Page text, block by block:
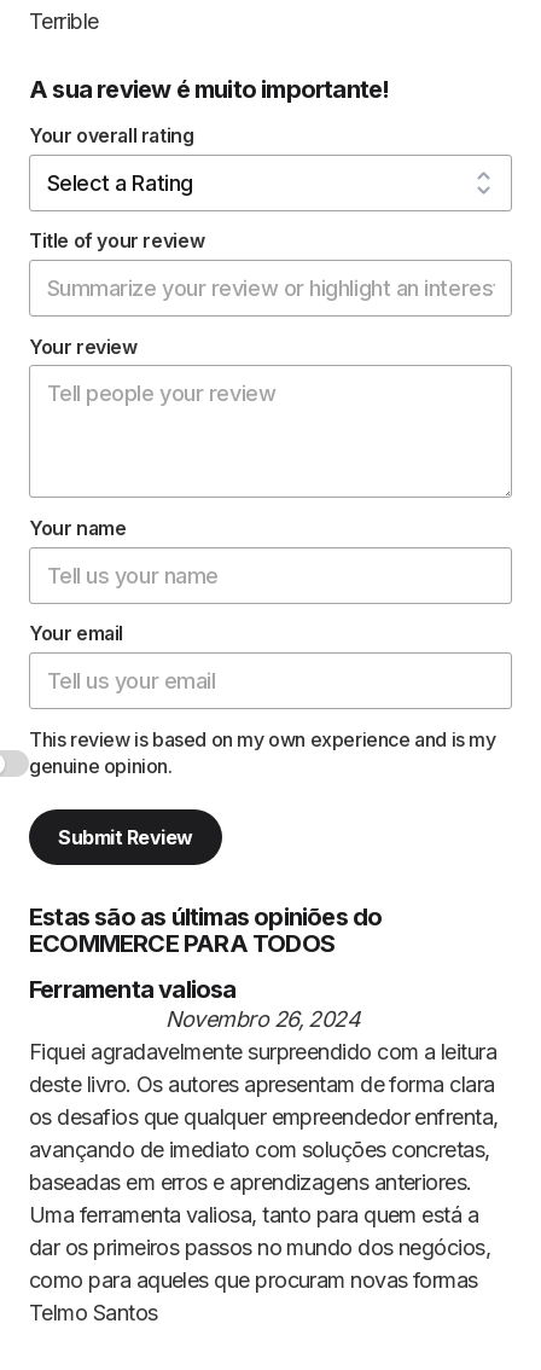
Terrible
A sua review é muito importante!
Your overall rating
Title of your review
Your review
Your name
Your email
This review is based on my own experience and is my
genuine opinion.
Submit Review
Estas são as últimas opiniões do
ECOMMERCE PARA TODOS
Ferramenta valiosa
Novembro 26, 2024
Fiquei agradavelmente surpreendido com a leitura
deste livro. Os autores apresentam de forma clara
os desafios que qualquer empreendedor enfrenta,
avançando de imediato com soluções concretas,
baseadas em erros e aprendizagens anteriores.
Uma ferramenta valiosa, tanto para quem está a
dar os primeiros passos no mundo dos negócios,
como para aqueles que procuram novas formas
Telmo Santos